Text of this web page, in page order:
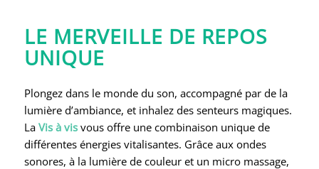
LE MERVEILLE DE REPOS
UNIQUE
Plongez dans le monde du son, accompagné par de la
lumière d’ambiance, et inhalez des senteurs magiques.
La Vis à visvous offre une combinaison unique de
différentes énergies vitalisantes. Grâce aux ondes
sonores, à la lumière de couleur et un micro massage,